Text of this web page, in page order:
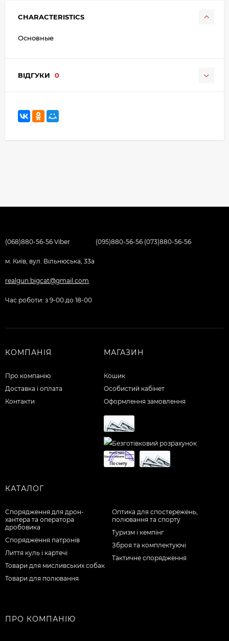
CHARACTERISTICS
Основные
ВІДГУКИ 0
(068)880-56-56 Viber (095)880-56-56 (073)880-56-56
м. Київ, вул. Вільнюська, 33а
realgun.bigcat@gmail.com
Час роботи: з 9-00 до 18-00
КОМПАНІЯ
Про компанію
Доставка і оплата
Контакти
МАГАЗИН
Кошик
Особистий кабінет
Оформлення замовлення
КАТАЛОГ
Спорядження для дрон-
хантера та оператора
дробовика
Спорядження патронів
Лиття куль і картечі
Товари для мисливських собак
Товари для полювання
Оптика для спостережень,
полювання та спорту
Туризм і кемпінг
Зброя та комплектуючі
Тактичне спорядження
ПРО КОМПАНІЮ